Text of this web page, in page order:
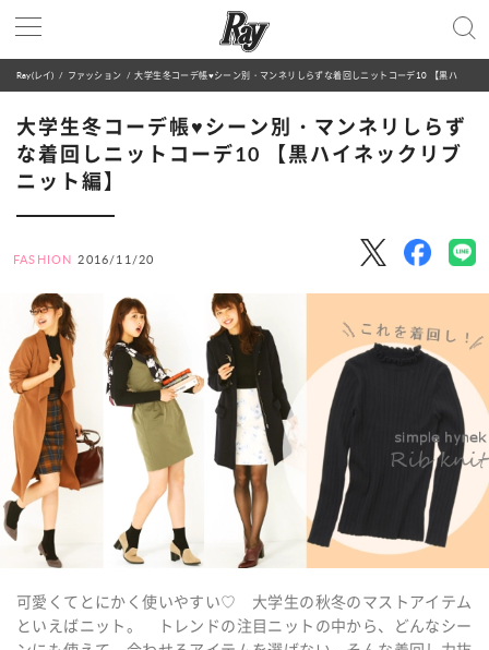
Ray(レイ) ファッション 大学生冬コーデ帳♥シーン別・マンネリしらずな着回しニットコーデ10 【黒ハイネックリブニット編】
大学生冬コーデ帳♥シーン別・マンネリしらず
な着回しニットコーデ10 【黒ハイネックリブ
ニット編】
FASHION 2016/11/20
可愛くてとにかく使いやすい♡ 大学生の秋冬のマストアイテム
といえばニット。 トレンドの注目ニットの中から、どんなシー